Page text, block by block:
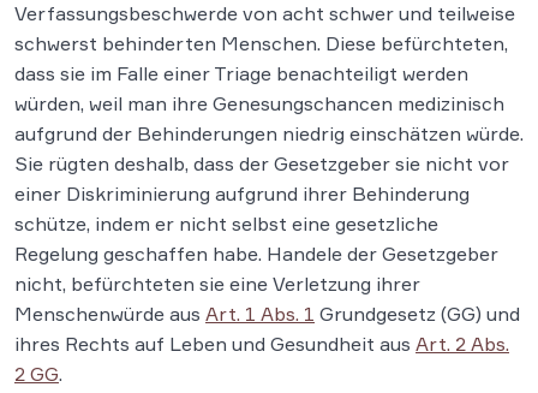
Verfassungsbeschwerde von acht schwer und teilweise
schwerst behinderten Menschen. Diese befürchteten,
dass sie im Falle einer Triage benachteiligt werden
würden, weil man ihre Genesungschancen medizinisch
aufgrund der Behinderungen niedrig einschätzen würde.
Sie rügten deshalb, dass der Gesetzgeber sie nicht vor
einer Diskriminierung aufgrund ihrer Behinderung
schütze, indem er nicht selbst eine gesetzliche
Regelung geschaffen habe. Handele der Gesetzgeber
nicht, befürchteten sie eine Verletzung ihrer
Menschenwürde aus Art. 1 Abs. 1 Grundgesetz (GG) und
ihres Rechts auf Leben und Gesundheit aus Art. 2 Abs.
2 GG.